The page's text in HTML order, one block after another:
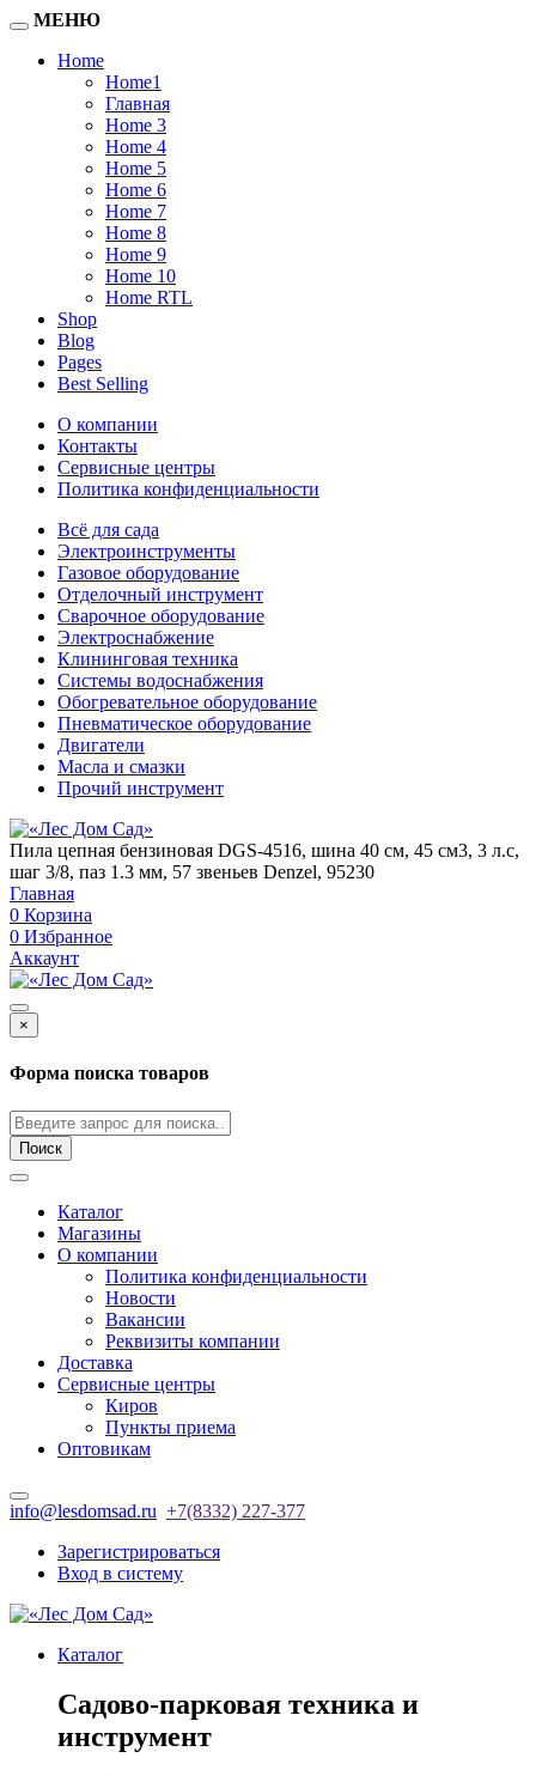
МЕНЮ
Home
Home1
Главная
Home 3
Home 4
Home 5
Home 6
Home 7
Home 8
Home 9
Home 10
Home RTL
Shop
Blog
Pages
Best Selling
О компании
Контакты
Сервисные центры
Политика конфиденциальности
Всё для сада
Электроинструменты
Газовое оборудование
Отделочный инструмент
Сварочное оборудование
Электроснабжение
Клининговая техника
Системы водоснабжения
Обогревательное оборудование
Пневматическое оборудование
Двигатели
Масла и смазки
Прочий инструмент
Пила цепная бензиновая DGS-4516, шина 40 см, 45 см3, 3 л.с,
шаг 3/8, паз 1.3 мм, 57 звеньев Denzel, 95230
Главная
0 Корзина
0 Избранное
Аккаунт
×
Форма поиска товаров
Поиск
Каталог
Магазины
О компании
Политика конфиденциальности
Новости
Вакансии
Реквизиты компании
Доставка
Сервисные центры
Киров
Пункты приема
Оптовикам
info@lesdomsad.ru +7(8332) 227-377
Зарегистрироваться
Вход в систему
Каталог
Садово-парковая техника и
инструмент